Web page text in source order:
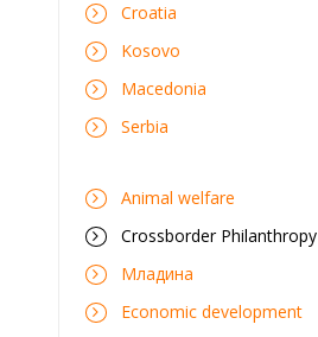
Croatia
Kosovo
Macedonia
Serbia
Animal welfare
Crossborder Philanthropy
Mладина
Economic development